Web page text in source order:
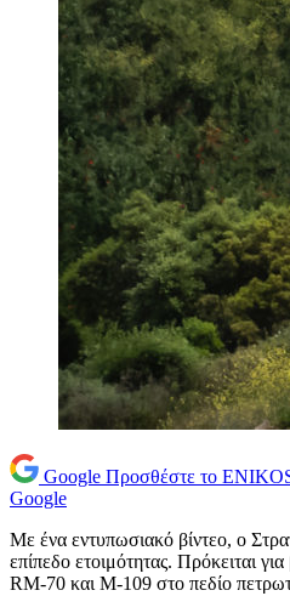
Google Προσθέστε το
Google
Με ένα εντυπωσιακό βίντεο, ο
επίπεδο ετοιμότητας. Πρόκειται
RM-70 και Μ-109 στο πεδίο